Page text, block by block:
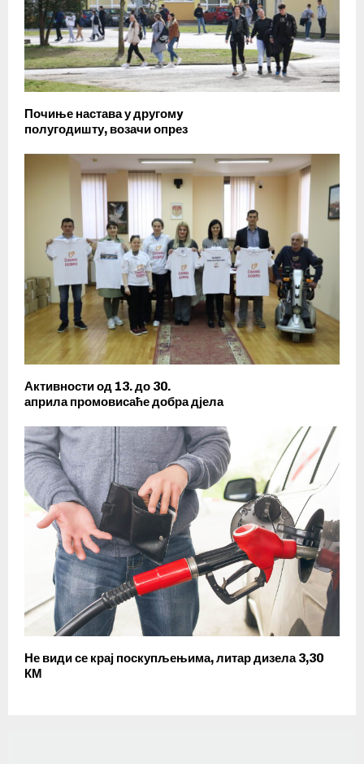
Почиње настава у другомy
полугодишту, возачи опрез
Активности од 13. до 30.
априла промовисаће добра дјела
Не види се крај поскупљењима, литар дизела 3,30
КМ